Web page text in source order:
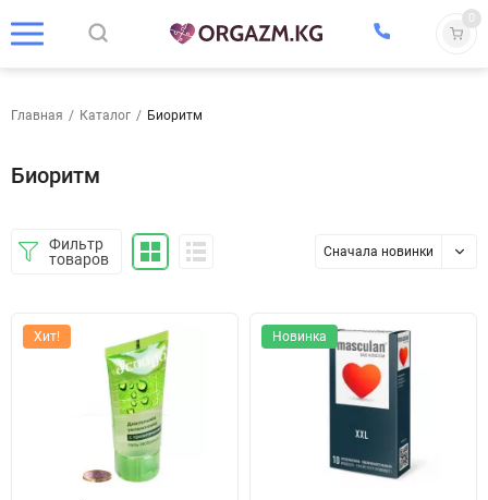
0
Главная / Каталог / Биоритм
Биоритм
Фильтр
товаров
Сначала новинки
Хит! Новинка